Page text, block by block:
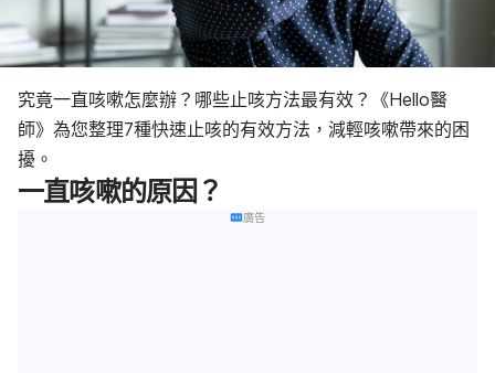
究竟一直咳嗽怎麼辦？哪些止咳方法最有效？《Hello醫
師》為您整理7種快速止咳的有效方法，減輕咳嗽帶來的困
擾。
一直咳嗽的原因？
廣告